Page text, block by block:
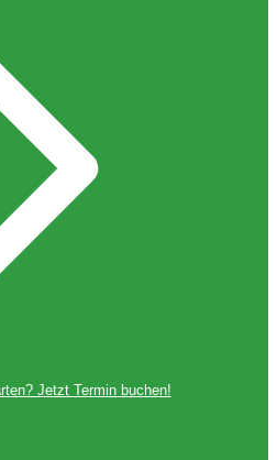
Jetzt Termin buchen!